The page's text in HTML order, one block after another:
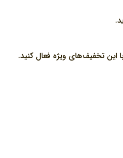
این تخفیف‌های ویژه فعال کنید.